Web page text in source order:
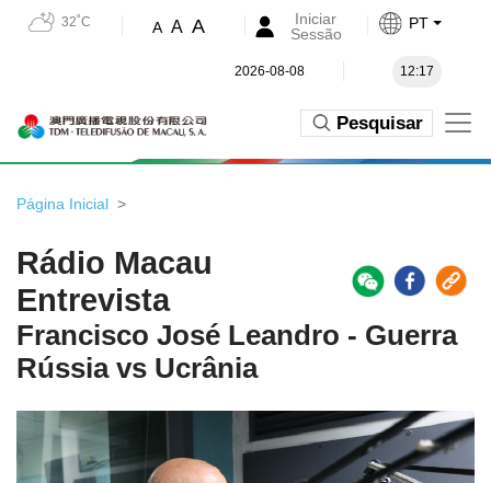
32˚C A A A
Iniciar
Sessão
PT
2026-08-08 12:17
Pesquisar
Página Inicial
Rádio Macau
Entrevista
Francisco José Leandro - Guerra
Rússia vs Ucrânia